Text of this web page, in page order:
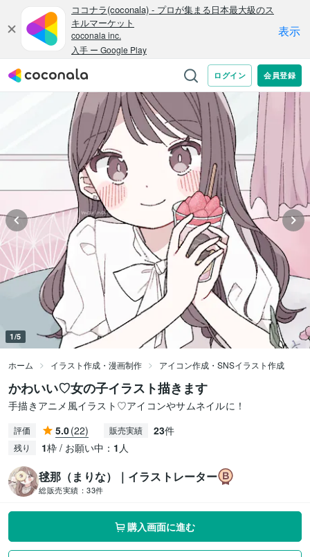
1/5
ホーム イラスト作成・漫画制作 アイコン作成・SNSイラスト作成
かわいい♡女の子イラスト描きます
手描きアニメ風イラスト♡アイコンやサムネイルに！
評価 5.0(22) 販売実績 23件
残り 1枠 / お願い中： 1 人
毬那（まりな）｜イラストレーター
総販売実績： 33件
購入画面に進む